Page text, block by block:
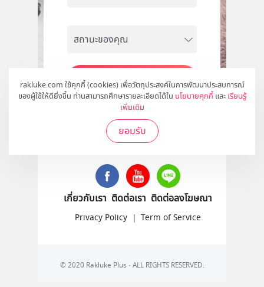
rakluke.com ใช้คุกกี้ (cookies) เพื่อวัตถุประสงค์ในการพัฒนาประสบการณ์
ของผู้ใช้ให้ดียิ่งขึ้น ท่านสามารถศึกษารายละเอียดได้ใน นโยบายคุกกี้ และ เรียนรู้
เพิ่มเติม
ยอมรับ
สมัคร
ติดตามเราได้ที่
เกี่ยวกับเรา ติดต่อเรา ติดต่อลงโฆษณา
Privacy Policy | Term of Service
© 2020 Rakluke Plus - ALL RIGHTS RESERVED.